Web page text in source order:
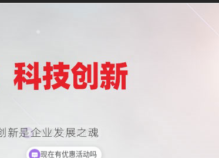
现在有优惠活动吗